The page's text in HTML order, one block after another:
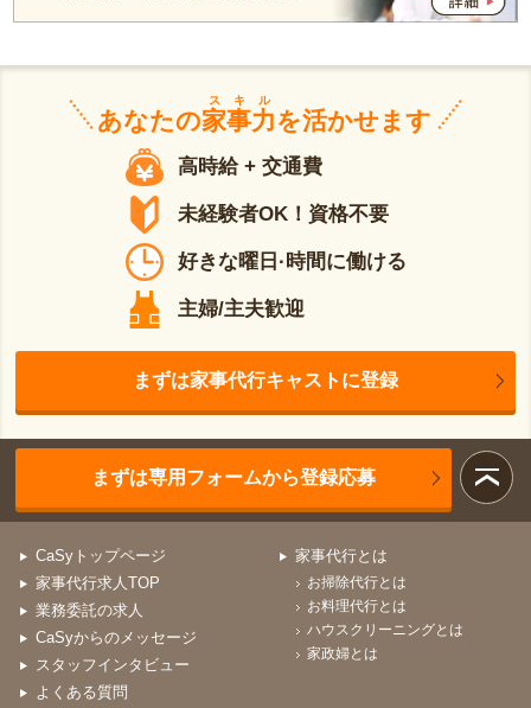
あなたの家事力
スキル
を活かせます
高時給 + 交通費
未経験者OK！資格不要
好きな曜日·時間に働ける
主婦/主夫歓迎
まずは家事代行キャストに登録
まずは専用フォームから登録応募
CaSyトップページ
家事代行求人TOP
業務委託の求人
CaSyからのメッセージ
スタッフインタビュー
よくある質問
家事代行とは
お掃除代行とは
お料理代行とは
ハウスクリーニングとは
家政婦とは